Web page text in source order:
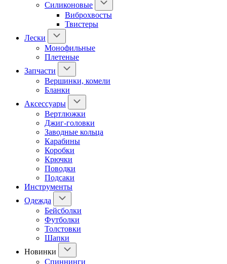
Силиконовые
Виброхвосты
Твистеры
Лески
Монофильные
Плетеные
Запчасти
Вершинки, комели
Бланки
Аксессуары
Вертлюжки
Джиг-головки
Заводные кольца
Карабины
Коробки
Крючки
Поводки
Подсаки
Инструменты
Одежда
Бейсболки
Футболки
Толстовки
Шапки
Новинки
Спиннинги